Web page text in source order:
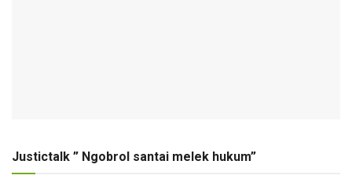
Justictalk ” Ngobrol santai melek hukum”